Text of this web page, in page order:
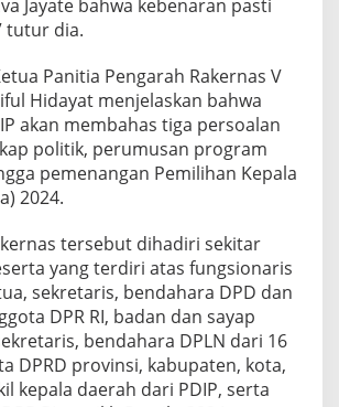
Jayate bahwa kebenaran pasti
tutur dia.
Panitia Pengarah Rakernas V
Hidayat menjelaskan bahwa
akan membahas tiga persoalan
politik, perumusan program
pemenangan Pemilihan Kepala
2024.
tersebut dihadiri sekitar
yang terdiri atas fungsionaris
sekretaris, bendahara DPD dan
DPR RI, badan dan sayap
bendahara DPLN dari 16
DPRD provinsi, kabupaten, kota,
kepala daerah dari PDIP, serta